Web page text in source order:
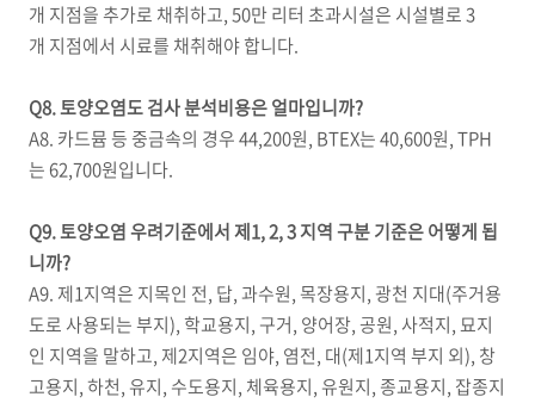
개 지점을 추가로 채취하고, 50만 리터 초과시설은 시설별로 3
개 지점에서 시료를 채취해야 합니다.
Q8. 토양오염도 검사 분석비용은 얼마입니까?
A8. 카드뮴 등 중금속의 경우 44,200원, BTEX는 40,600원, TPH
는 62,700원입니다.
Q9. 토양오염 우려기준에서 제1, 2, 3 지역 구분 기준은 어떻게 됩
니까?
A9. 제1지역은 지목인 전, 답, 과수원, 목장용지, 광천 지대(주거용
도로 사용되는 부지), 학교용지, 구거, 양어장, 공원, 사적지, 묘지
인 지역을 말하고, 제2지역은 임야, 염전, 대(제1지역 부지 외), 창
고용지, 하천, 유지, 수도용지, 체육용지, 유원지, 종교용지, 잡종지